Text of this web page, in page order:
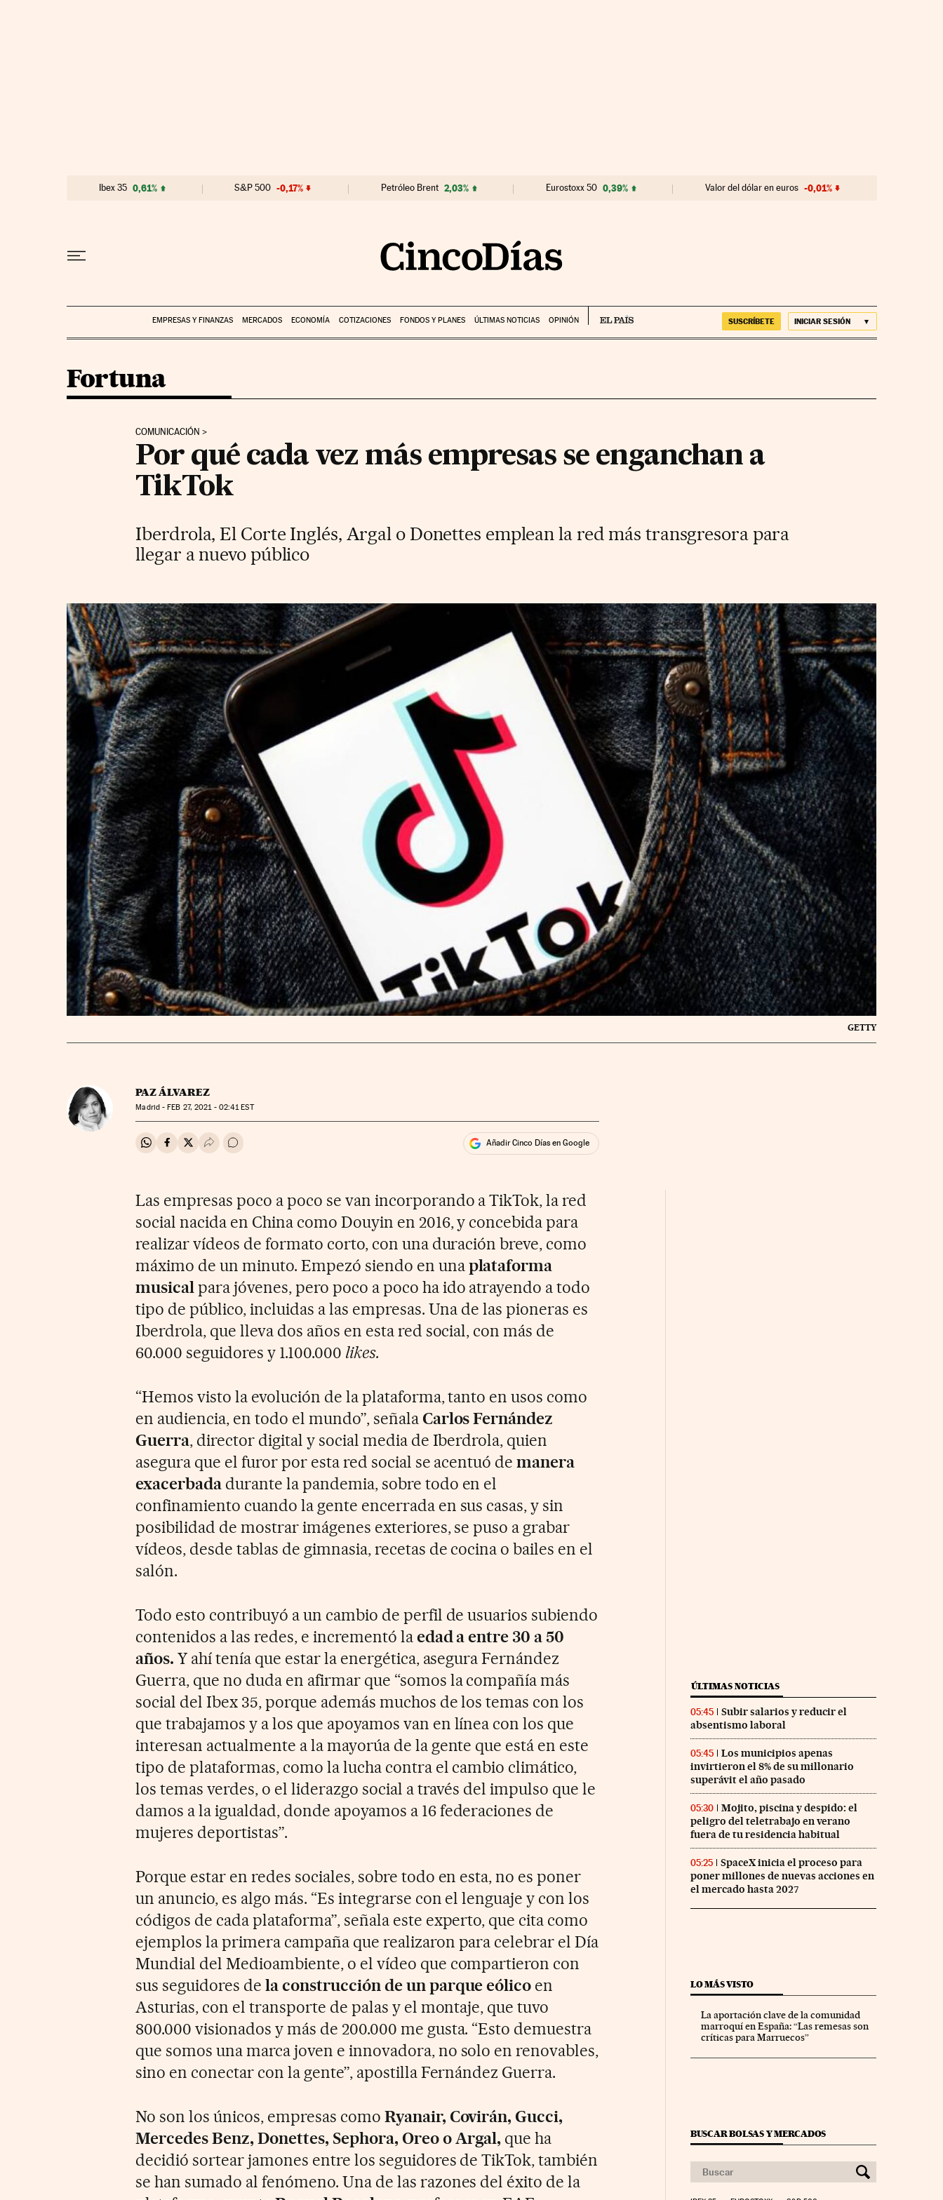
Ibex 35 0,61% S&P 500 -0,17% Petróleo Brent 2,03% Eurostoxx 50 0,39% Valor del dólar en euros -0,01%
EMPRESAS Y FINANZAS MERCADOS ECONOMÍA COTIZACIONES FONDOS Y PLANES ÚLTIMAS NOTICIAS OPINIÓN SUSCRÍBETE INICIAR SESIÓN
Fortuna
COMUNICACIÓN
Por qué cada vez más empresas se enganchan a
TikTok
Iberdrola, El Corte Inglés, Argal o Donettes emplean la red más transgresora para
llegar a nuevo público
GETTY
PAZ ÁLVAREZ
Madrid -FEB 27, 2021 - 02:41EST
Compartir en Whatsapp
Compartir en Facebook
Compartir en Twitter
Desplegar Redes Sociales
Ir a los comentarios Añadir Cinco Días en Google
Las empresas poco a poco se van incorporando a TikTok, la red
social nacida en China como Douyin en 2016, y concebida para
realizar vídeos de formato corto, con una duración breve, como
máximo de un minuto. Empezó siendo en unaplataforma
musicalpara jóvenes, pero poco a poco ha ido atrayendo a todo
tipo de público, incluidas a las empresas. Una de las pioneras es
Iberdrola, que lleva dos años en esta red social, con más de
60.000 seguidores y 1.100.000 likes.
“Hemos visto la evolución de la plataforma, tanto en usos como
en audiencia, en todo el mundo”, señala Carlos Fernández
Guerra, director digital y social media de Iberdrola, quien
asegura que el furor por esta red social se acentuó de manera
exacerbada durante la pandemia, sobre todo en el
confinamiento cuando la gente encerrada en sus casas, y sin
posibilidad de mostrar imágenes exteriores, se puso a grabar
vídeos, desde tablas de gimnasia, recetas de cocina o bailes en el
salón.
Todo esto contribuyó a un cambio de perfil de usuarios subiendo
contenidos a las redes, e incrementó laedad a entre 30 a 50
años. Y ahí tenía que estar la energética, asegura Fernández
Guerra, que no duda en afirmar que “somos la compañía más
social del Ibex 35, porque además muchos de los temas con los
que trabajamos y a los que apoyamos van en línea con los que
interesan actualmente a la mayorúa de la gente que está en este
tipo de plataformas, como la lucha contra el cambio climático,
los temas verdes, o el liderazgo social a través del impulso que le
damos a la igualdad, donde apoyamos a 16 federaciones de
mujeres deportistas”.
Porque estar en redes sociales, sobre todo en esta, no es poner
un anuncio, es algo más. “Es integrarse con el lenguaje y con los
códigos de cada plataforma”, señala este experto, que cita como
ejemplos la primera campaña que realizaron para celebrar el Día
Mundial del Medioambiente, o el vídeo que compartieron con
sus seguidores de la construcción de un parque eólico en
Asturias, con el transporte de palas y el montaje, que tuvo
800.000 visionados y más de 200.000 me gusta. “Esto demuestra
que somos una marca joven e innovadora, no solo en renovables,
sino en conectar con la gente”, apostilla Fernández Guerra.
No son los únicos, empresas como Ryanair, Covirán, Gucci,
Mercedes Benz, Donettes, Sephora, Oreo o Argal, que ha
decidió sortear jamones entre los seguidores de TikTok, también
se han sumado al fenómeno. Una de las razones del éxito de la
ÚLTIMAS NOTICIAS
05:45
Subir salarios y reducir el
absentismo laboral
05:45
Los municipios apenas
invirtieron el 8% de su millonario
superávit el año pasado
05:30
Mojito, piscina y despido: el
peligro del teletrabajo en verano
fuera de tu residencia habitual
05:25
SpaceX inicia el proceso para
poner millones de nuevas acciones en
el mercado hasta 2027
LO MÁS VISTO
La aportación clave de la comunidad
marroquí en España: “Las remesas son
críticas para Marruecos”
BUSCAR BOLSAS Y MERCADOS